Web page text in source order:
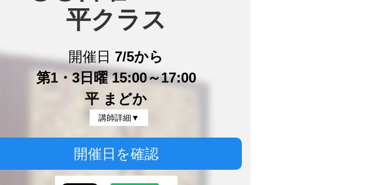
平クラス
開催日 7/5から
第1・3日曜 15:00～17:00
平 まどか
講師詳細▼
開催日を確認